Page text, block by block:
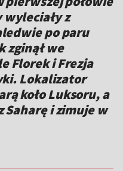
z
po paru
zginął we
Florek i Frezja
Lokalizator
koło Luksoru, a
Saharę i zimuje w